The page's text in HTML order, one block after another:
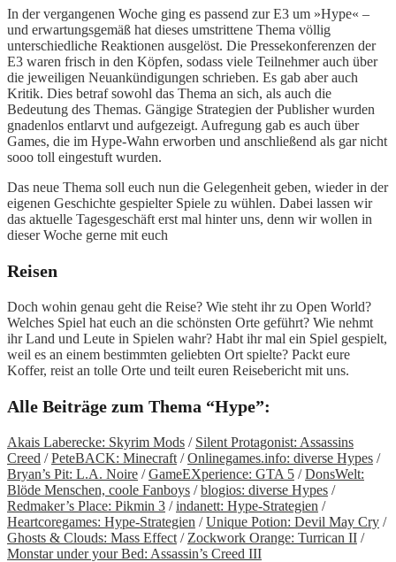
In der vergangenen Woche ging es passend zur E3 um »Hype« –
und erwartungsgemäß hat dieses umstrittene Thema völlig
unterschiedliche Reaktionen ausgelöst. Die Pressekonferenzen der
E3 waren frisch in den Köpfen, sodass viele Teilnehmer auch über
die jeweiligen Neuankündigungen schrieben. Es gab aber auch
Kritik. Dies betraf sowohl das Thema an sich, als auch die
Bedeutung des Themas. Gängige Strategien der Publisher wurden
gnadenlos entlarvt und aufgezeigt. Aufregung gab es auch über
Games, die im Hype-Wahn erworben und anschließend als gar nicht
sooo toll eingestuft wurden.
Das neue Thema soll euch nun die Gelegenheit geben, wieder in der
eigenen Geschichte gespielter Spiele zu wühlen. Dabei lassen wir
das aktuelle Tagesgeschäft erst mal hinter uns, denn wir wollen in
dieser Woche gerne mit euch
Reisen
Doch wohin genau geht die Reise? Wie steht ihr zu Open World?
Welches Spiel hat euch an die schönsten Orte geführt? Wie nehmt
ihr Land und Leute in Spielen wahr? Habt ihr mal ein Spiel gespielt,
weil es an einem bestimmten geliebten Ort spielte? Packt eure
Koffer, reist an tolle Orte und teilt euren Reisebericht mit uns.
Alle Beiträge zum Thema “Hype”:
Akais Laberecke: Skyrim Mods / Silent Protagonist: Assassins
Creed /PeteBACK: Minecraft /Onlinegames.info: diverse Hypes /
Bryan’s Pit: L.A. Noire /GameEXperience: GTA 5 /DonsWelt:
Blöde Menschen, coole Fanboys /blogios: diverse Hypes /
Redmaker’s Place: Pikmin 3 /indanett: Hype-Strategien /
Heartcoregames: Hype-Strategien /Unique Potion: Devil May Cry /
Ghosts & Clouds: Mass Effect / Zockwork Orange: Turrican II /
Monstar under your Bed: Assassin’s Creed III